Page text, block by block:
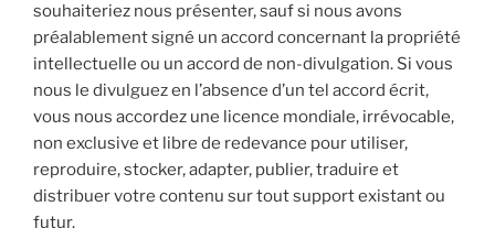
souhaiteriez nous présenter, sauf si nous avons
préalablement signé un accord concernant la propriété
intellectuelle ou un accord de non-divulgation. Si vous
nous le divulguez en l’absence d’un tel accord écrit,
vous nous accordez une licence mondiale, irrévocable,
non exclusive et libre de redevance pour utiliser,
reproduire, stocker, adapter, publier, traduire et
distribuer votre contenu sur tout support existant ou
futur.